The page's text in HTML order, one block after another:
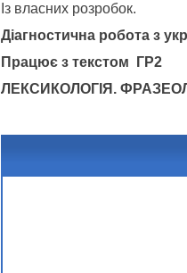
Із власних розробок.
Діагностична робота з
Працює з текстом ГР2
ЛЕКСИКОЛОГІЯ.